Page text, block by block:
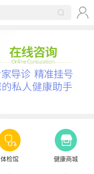
体检馆 健康商城